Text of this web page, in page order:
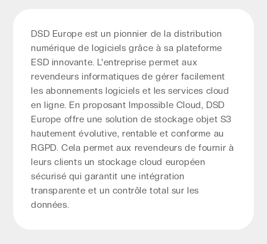
DSD Europe est un pionnier de la distribution
numérique de logiciels grâce à sa plateforme
ESD innovante. L'entreprise permet aux
revendeurs informatiques de gérer facilement
les abonnements logiciels et les services cloud
en ligne. En proposant Impossible Cloud, DSD
Europe offre une solution de stockage objet S3
hautement évolutive, rentable et conforme au
RGPD. Cela permet aux revendeurs de fournir à
leurs clients un stockage cloud européen
sécurisé qui garantit une intégration
transparente et un contrôle total sur les
données.